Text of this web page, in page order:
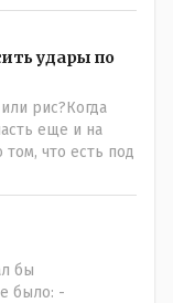
которые
он бежал и
360 градусов,
ты же там сам
Это
мы, они
удары по
рис?Когда
еще и на
что есть под
бы
было: -